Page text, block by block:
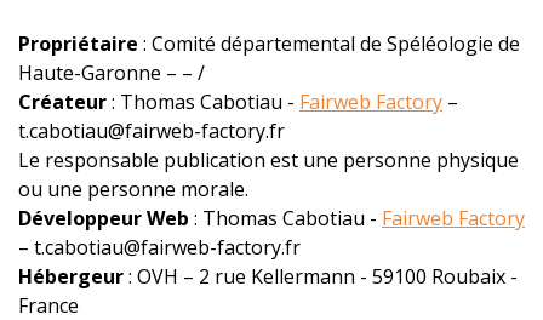
Sorties initiation interclubs
Aides individuelles à la formation
PARTENAIRES
Propriétaire : Comité départemental de Spéléologie de
Haute-Garonne – – /
Créateur: Thomas Cabotiau - Fairweb Factory –
t.cabotiau@fairweb-factory.fr
Le responsable publication est une personne physique
ou une personne morale.
Développeur Web : Thomas Cabotiau - Fairweb Factory
– t.cabotiau@fairweb-factory.fr
Hébergeur: OVH – 2 rue Kellermann - 59100 Roubaix -
France